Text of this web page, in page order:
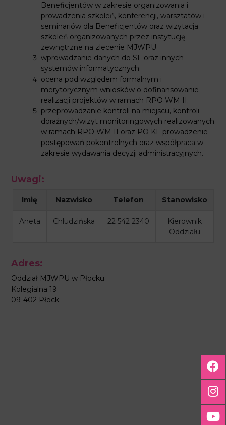
Beneficjentów w zakresie organizowania i
prowadzenia szkoleń, konferencji, warsztatów i
seminariów dla Beneficjentów oraz wizytacja
szkoleń organizowanych przez instytucję
zewnętrzne na zlecenie MJWPU.
wprowadzanie danych do SL oraz innych
systemów informatycznych;
ocena pod względem formalnym i
merytorycznym wniosków o dofinansowanie
realizacji projektów w ramach RPO WM II;
przeprowadzanie kontroli na miejscu, kontroli
doraźnych/wizyt monitoringowych realizowanych
w ramach RPO WM II oraz PO KL prowadzenie
postępowań pokontrolnych oraz współpraca w
zakresie wydawania decyzji administracyjnych.
Uwagi:
Imię Nazwisko Telefon Stanowisko
Aneta Chludzińska 22 542 2340
Kierownik
Oddziału
Adres:
Oddział MJWPU w Płocku
Kolegialna 19
09-402 Płock